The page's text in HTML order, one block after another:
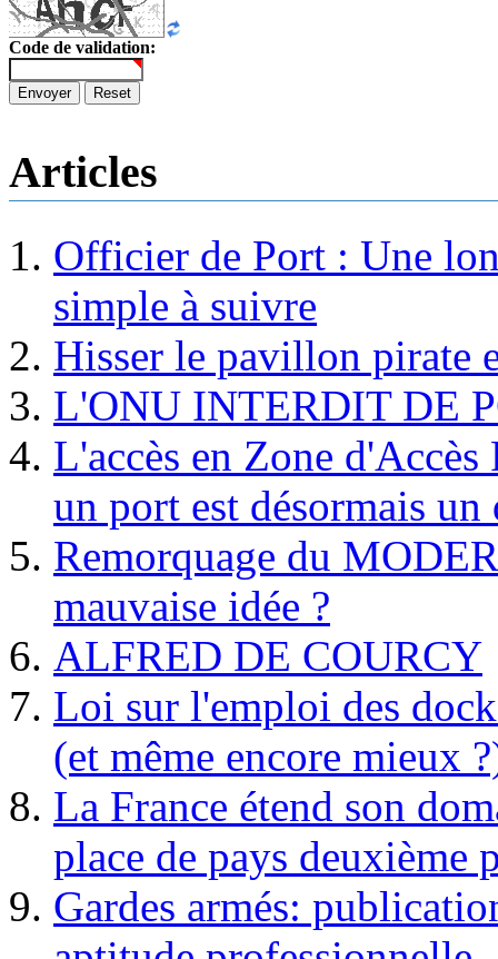
Code de validation:
Envoyer Reset
Articles
Officier de Port : Une
simple à suivre
Hisser le pavillon pirate
L'ONU INTERDIT DE
L'accès en Zone
un port est désormais un
Remorquage du
mauvaise idée ?
ALFRED DE COURCY
Loi sur l'emploi des
(et même encore mieux
La France étend son
place de pays deuxième
Gardes armés: